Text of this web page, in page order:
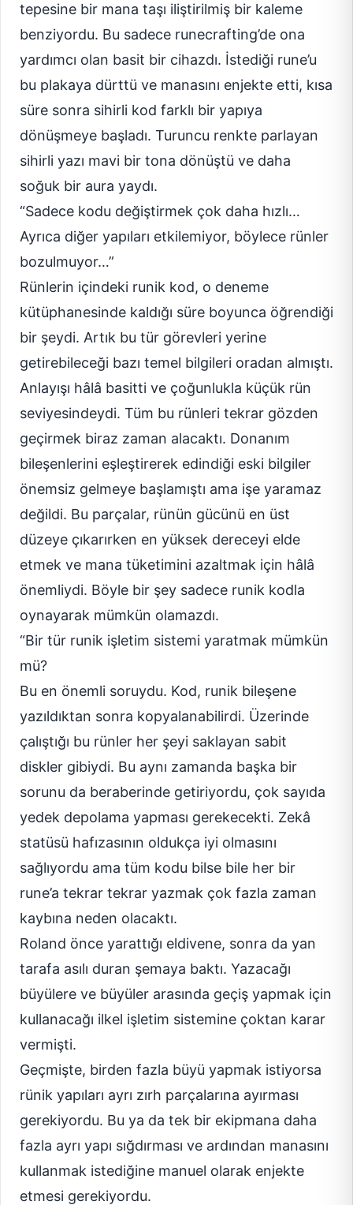
tepesine bir mana taşı iliştirilmiş bir kaleme
benziyordu. Bu sadece runecrafting’de ona
yardımcı olan basit bir cihazdı. İstediği rune’u
bu plakaya dürttü ve manasını enjekte etti, kısa
süre sonra sihirli kod farklı bir yapıya
dönüşmeye başladı. Turuncu renkte parlayan
sihirli yazı mavi bir tona dönüştü ve daha
soğuk bir aura yaydı.
“Sadece kodu değiştirmek çok daha hızlı…
Ayrıca diğer yapıları etkilemiyor, böylece rünler
bozulmuyor…”
Rünlerin içindeki runik kod, o deneme
kütüphanesinde kaldığı süre boyunca öğrendiği
bir şeydi. Artık bu tür görevleri yerine
getirebileceği bazı temel bilgileri oradan almıştı.
Anlayışı hâlâ basitti ve çoğunlukla küçük rün
seviyesindeydi. Tüm bu rünleri tekrar gözden
geçirmek biraz zaman alacaktı. Donanım
bileşenlerini eşleştirerek edindiği eski bilgiler
önemsiz gelmeye başlamıştı ama işe yaramaz
değildi. Bu parçalar, rünün gücünü en üst
düzeye çıkarırken en yüksek dereceyi elde
etmek ve mana tüketimini azaltmak için hâlâ
önemliydi. Böyle bir şey sadece runik kodla
oynayarak mümkün olamazdı.
“Bir tür runik işletim sistemi yaratmak mümkün
mü?
Bu en önemli soruydu. Kod, runik bileşene
yazıldıktan sonra kopyalanabilirdi. Üzerinde
çalıştığı bu rünler her şeyi saklayan sabit
diskler gibiydi. Bu aynı zamanda başka bir
sorunu da beraberinde getiriyordu, çok sayıda
yedek depolama yapması gerekecekti. Zekâ
statüsü hafızasının oldukça iyi olmasını
sağlıyordu ama tüm kodu bilse bile her bir
rune’a tekrar tekrar yazmak çok fazla zaman
kaybına neden olacaktı.
Roland önce yarattığı eldivene, sonra da yan
tarafa asılı duran şemaya baktı. Yazacağı
büyülere ve büyüler arasında geçiş yapmak için
kullanacağı ilkel işletim sistemine çoktan karar
vermişti.
Geçmişte, birden fazla büyü yapmak istiyorsa
rünik yapıları ayrı zırh parçalarına ayırması
gerekiyordu. Bu ya da tek bir ekipmana daha
fazla ayrı yapı sığdırması ve ardından manasını
kullanmak istediğine manuel olarak enjekte
etmesi gerekiyordu.